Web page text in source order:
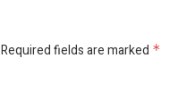
Required fields are marked *